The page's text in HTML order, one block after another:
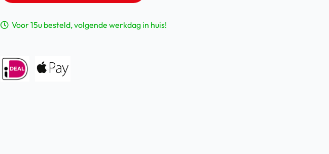
Voor 15u besteld, volgende werkdag in huis!